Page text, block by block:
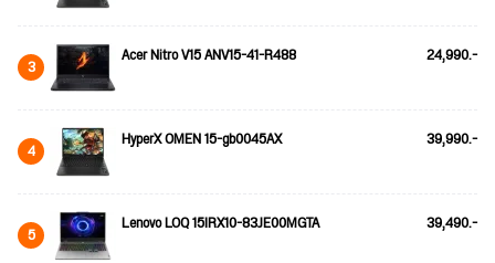
3 Acer Nitro V15 ANV15-41-R488 24,990.-
4 HyperX OMEN 15-gb0045AX 39,990.-
5 Lenovo LOQ 15IRX10-83JE00MGTA 39,490.-